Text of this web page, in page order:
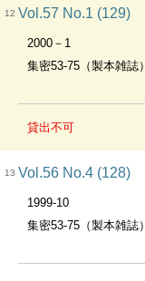
12 Vol.57 No.1 (129)
2000－1
集密53-75（製本雑誌）
貸出不可
13 Vol.56 No.4 (128)
1999-10
集密53-75（製本雑誌）